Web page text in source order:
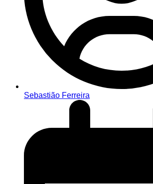
Sebastião Ferreira